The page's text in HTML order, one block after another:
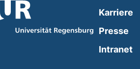
Karriere
Presse
Intranet